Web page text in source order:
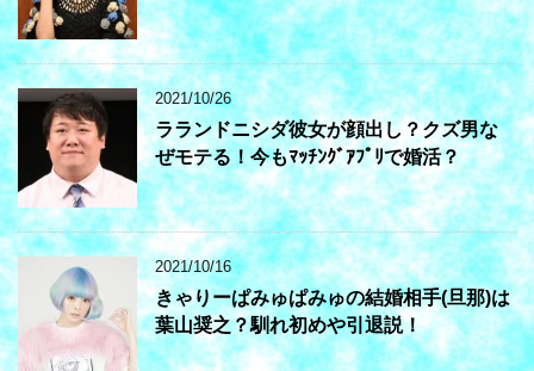
2021/10/26
ラランドニシダ彼女が顔出し？クズ男な
ぜモテる！今もﾏｯﾁﾝｸﾞｱﾌﾟﾘで婚活？
2021/10/16
きゃりーぱみゅぱみゅの結婚相手(旦那)は
葉山奨之？馴れ初めや引退説！